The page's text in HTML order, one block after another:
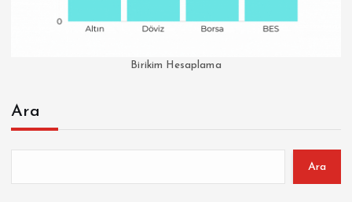
Birikim Hesaplama
Ara
Ara